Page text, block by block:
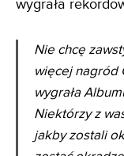
wygrała
Nie chcę
więcej nagród
wygrała
Niektórzy z
jakby zostali